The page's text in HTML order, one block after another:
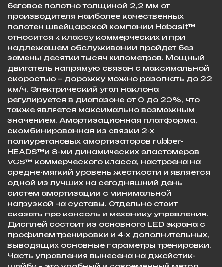
беговое полотно толщиной 2,2 мм от
производителя наиболее качественных
полотен швейцарской компании Habasit™
относится к классу коммерческих и при
надлежащем обслуживании пройдет без
замены десятки тысяч километров. Мощный
двигатель напрямую связан с максимальной
скоростью – дорожку можно разогнать до 22
км/ч. Электрический угол наклона
регулируется в диапазоне от 0 до 20%, что
также является максимально возможным
значением. Амортизационная платформа,
скомбинированная из связки 2-х
полиуретановых амортизаторов rubber-
HEADS™и 8-ми динамических эластомеров
VCS™ коммерческого класса, настроена на
средне-мягкий уровень жесткости и является
одной из лучших на сегодняшний день
систем амортизации с минимальной
нагрузкой на суставы. Отдельно стоит
сказать про консоль и механику управления.
Дисплей состоит из основного LED экрана c
профилем тренировки и 4-х дополнительных,
выводящих основные параметры тренировки.
Часть управления вынесена на джойстик-